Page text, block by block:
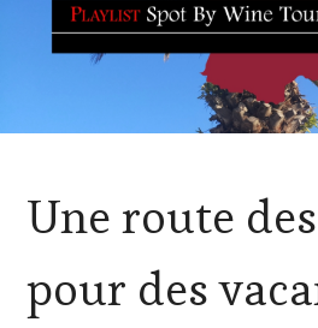
CHALLENGE
HORS
DE
CONFORT,
Une route
pour des